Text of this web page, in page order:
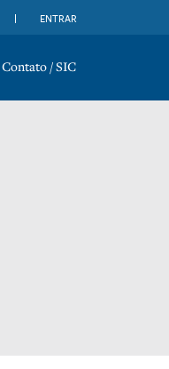
ENTRAR
Contato / SIC